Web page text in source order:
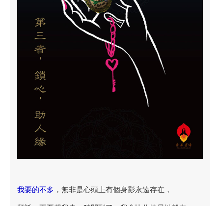
我要的不多 ，無非是心頭上有個身影永遠存在，